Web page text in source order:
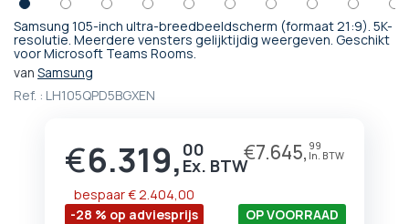
Samsung 105-inch ultra-breedbeeldscherm (formaat 21:9). 5K-
resolutie. Meerdere vensters gelijktijdig weergeven. Geschikt
voor Microsoft Teams Rooms.
van Samsung
Ref. : LH105QPD5BGXEN
Prijs
€6.319, 00 €7.645, 99
-28 % op adviesprijs
bespaar€ 2.404,00
OP VOORRAAD
Ga
naar
het
begin
afbeeldingen-